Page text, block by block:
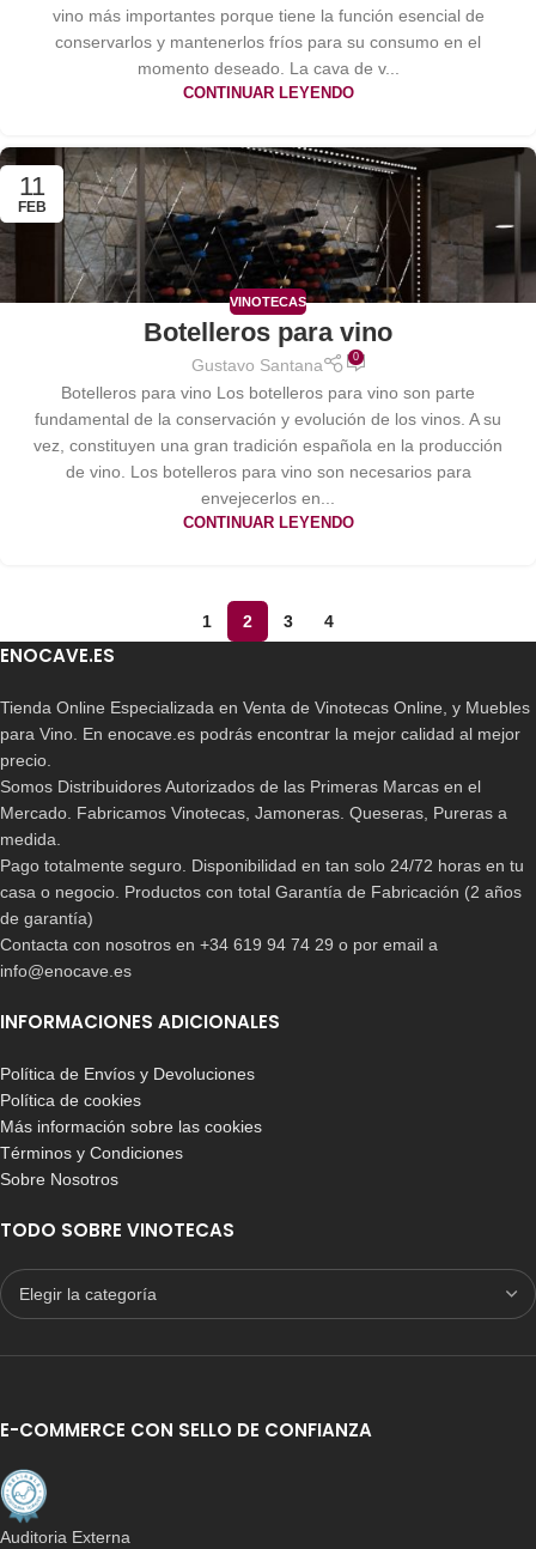
vino más importantes porque tiene la función esencial de
conservarlos y mantenerlos fríos para su consumo en el
momento deseado. La cava de v...
CONTINUAR LEYENDO
11
FEB
VINOTECAS
Botelleros para vino
Gustavo Santana 0
Botelleros para vino Los botelleros para vino son parte
fundamental de la conservación y evolución de los vinos. A su
vez, constituyen una gran tradición española en la producción
de vino. Los botelleros para vino son necesarios para
envejecerlos en...
CONTINUAR LEYENDO
1 2 3 4
ENOCAVE.ES
Tienda Online Especializada en Venta de Vinotecas Online, y Muebles
para Vino. En enocave.es podrás encontrar la mejor calidad al mejor
precio.
Somos Distribuidores Autorizados de las Primeras Marcas en el
Mercado. Fabricamos Vinotecas, Jamoneras. Queseras, Pureras a
medida.
Pago totalmente seguro. Disponibilidad en tan solo 24/72 horas en tu
casa o negocio. Productos con total Garantía de Fabricación (2 años
de garantía)
Contacta con nosotros en +34 619 94 74 29 o por email a
info@enocave.es
INFORMACIONES ADICIONALES
Política de Envíos y Devoluciones
Política de cookies
Más información sobre las cookies
Términos y Condiciones
Sobre Nosotros
TODO SOBRE VINOTECAS
E-COMMERCE CON SELLO DE CONFIANZA
Auditoria Externa